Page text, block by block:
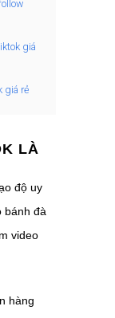
giá
giá rẻ
LÀ
độ uy
bánh đà
video
hàng